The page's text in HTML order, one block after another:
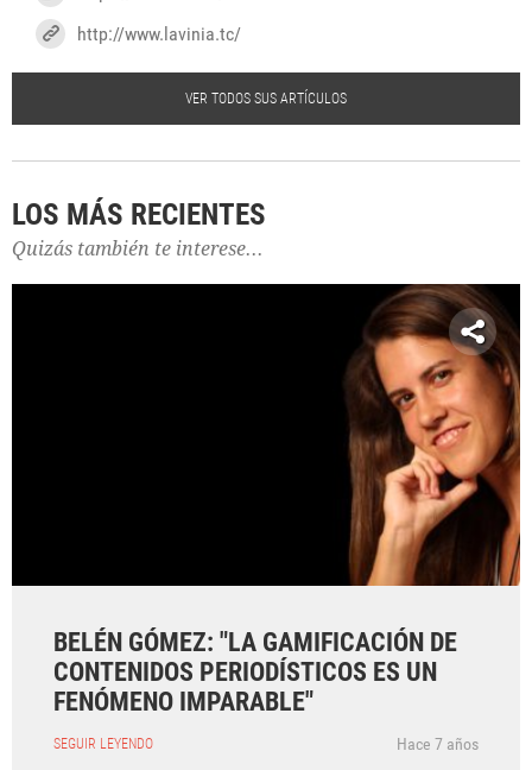
http://www.lavinia.tc/
VER TODOS SUS ARTÍCULOS
LOS MÁS RECIENTES
Quizás también te interese...
BELÉN GÓMEZ: "LA GAMIFICACIÓN DE
CONTENIDOS PERIODÍSTICOS ES UN
FENÓMENO IMPARABLE"
SEGUIR LEYENDO Hace 7 años